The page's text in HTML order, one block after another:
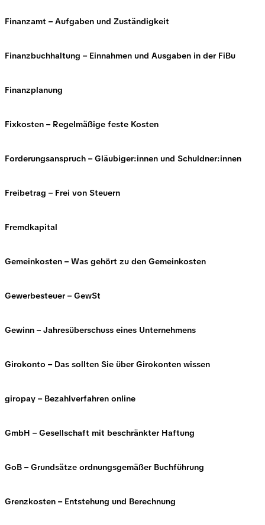
Finanzamt – Aufgaben und Zuständigkeit
Finanzbuchhaltung – Einnahmen und Ausgaben in der FiBu
Finanzplanung
Fixkosten – Regelmäßige feste Kosten
Forderungsanspruch – Gläubiger:innen und Schuldner:innen
Freibetrag – Frei von Steuern
Fremdkapital
Gemeinkosten – Was gehört zu den Gemeinkosten
Gewerbesteuer – GewSt
Gewinn – Jahresüberschuss eines Unternehmens
Girokonto – Das sollten Sie über Girokonten wissen
giropay – Bezahlverfahren online
GmbH – Gesellschaft mit beschränkter Haftung
GoB – Grundsätze ordnungsgemäßer Buchführung
Grenzkosten – Entstehung und Berechnung